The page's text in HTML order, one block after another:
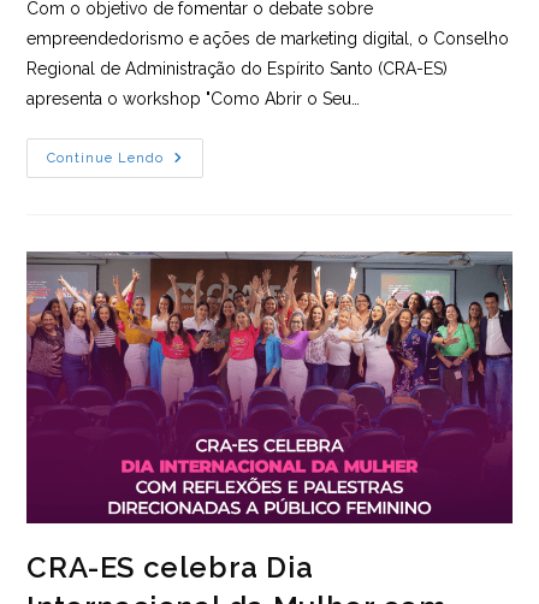
Com o objetivo de fomentar o debate sobre
empreendedorismo e ações de marketing digital, o Conselho
Regional de Administração do Espírito Santo (CRA-ES)
apresenta o workshop "Como Abrir o Seu…
Continue Lendo
CRA-
ES
Para
O
E-
Commerce
Em
2024
CRA-ES celebra Dia